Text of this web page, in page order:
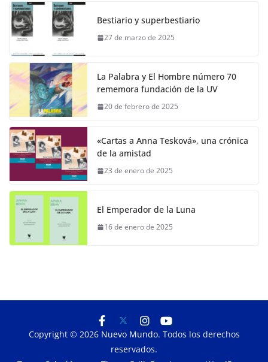
Bestiario y superbestiario
27 de marzo de 2025
La Palabra y El Hombre número 70
rememora fundación de la UV
20 de febrero de 2025
«Cartas a Anna Tesková», una crónica
de la amistad
23 de enero de 2025
El Emperador de la Luna
16 de enero de 2025
Copyright © 2026 Nuevo Mundo. Todos los derechos
reservados.